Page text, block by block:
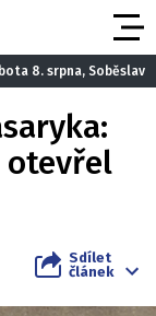
8. srpna, Soběslav
otevřel
Sdílet
článek